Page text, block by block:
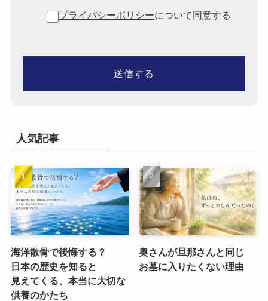
プライバシーポリシーについて同意する
人気記事
海洋散骨で​後悔する？​
日本の​歴史を​知ると​
見えてくる、​本当に​大切な​
供養のかたち
奥さんが​旦那さんと​同じ​
お墓に​入りたくない​理由